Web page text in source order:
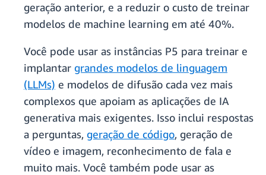
geração anterior, e a reduzir o custo de treinar
modelos de machine learning em até 40%.
Você pode usar as instâncias P5 para treinar e
implantar grandes modelos de linguagem
(LLMs) e modelos de difusão cada vez mais
complexos que apoiam as aplicações de IA
generativa mais exigentes. Isso inclui respostas
a perguntas, geração de código, geração de
vídeo e imagem, reconhecimento de fala e
muito mais. Você também pode usar as